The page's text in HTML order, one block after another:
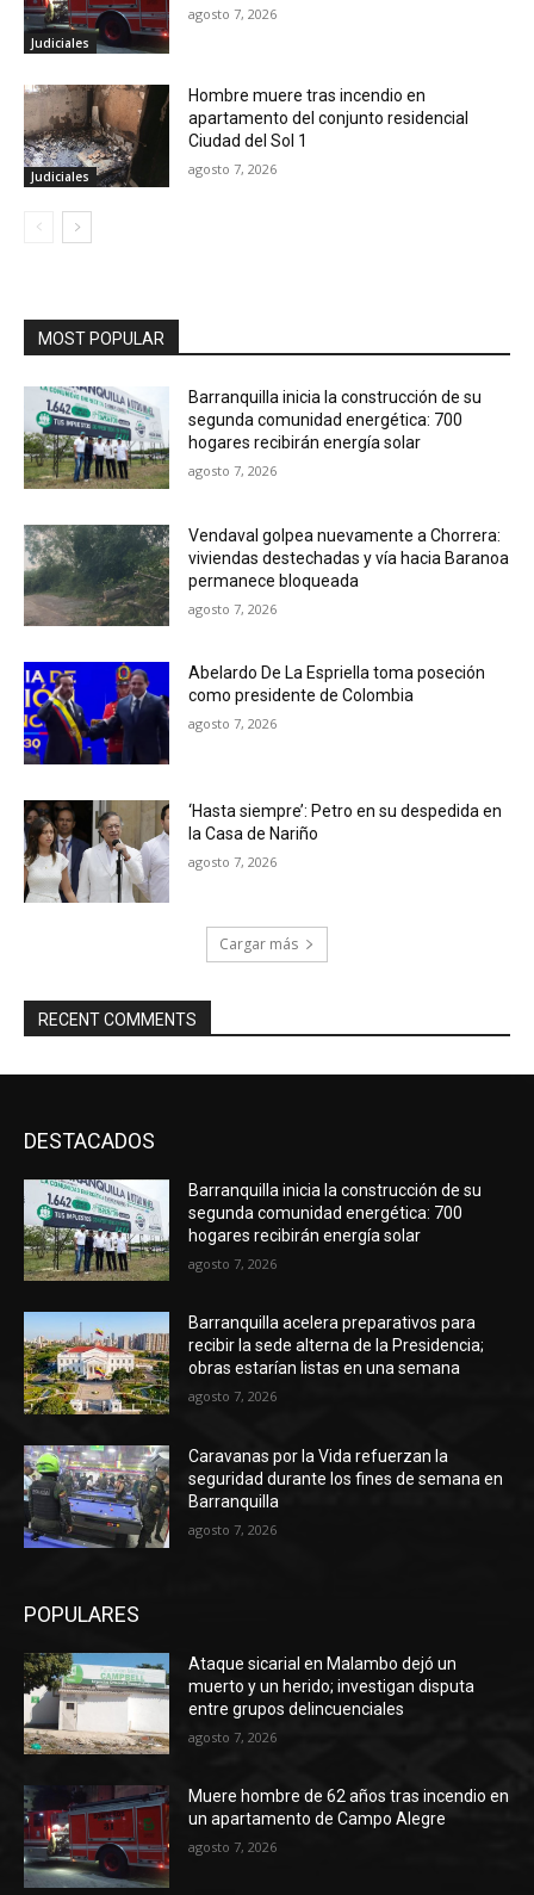
Judiciales
agosto 7, 2026
Judiciales
Hombre muere tras incendio en
apartamento del conjunto residencial
Ciudad del Sol 1
agosto 7, 2026
MOST POPULAR
Barranquilla inicia la construcción de su
segunda comunidad energética: 700
hogares recibirán energía solar
agosto 7, 2026
Vendaval golpea nuevamente a Chorrera:
viviendas destechadas y vía hacia Baranoa
permanece bloqueada
agosto 7, 2026
Abelardo De La Espriella toma poseción
como presidente de Colombia
agosto 7, 2026
‘Hasta siempre’: Petro en su despedida en
la Casa de Nariño
agosto 7, 2026
Cargar más
RECENT COMMENTS
DESTACADOS
Barranquilla inicia la construcción de su
segunda comunidad energética: 700
hogares recibirán energía solar
agosto 7, 2026
Barranquilla acelera preparativos para
recibir la sede alterna de la Presidencia;
obras estarían listas en una semana
agosto 7, 2026
Caravanas por la Vida refuerzan la
seguridad durante los fines de semana en
Barranquilla
agosto 7, 2026
POPULARES
Ataque sicarial en Malambo dejó un
muerto y un herido; investigan disputa
entre grupos delincuenciales
agosto 7, 2026
Muere hombre de 62 años tras incendio en
un apartamento de Campo Alegre
agosto 7, 2026